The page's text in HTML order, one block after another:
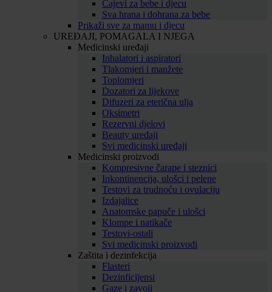
Čajevi za bebe i djecu
Sva hrana i dohrana za bebe
Prikaži sve za mamu i djecu
UREĐAJI, POMAGALA I NJEGA
Medicinski uređaji
Inhalatori i aspiratori
Tlakomjeri i manžete
Toplomjeri
Dozatori za lijekove
Difuzeri za eterična ulja
Oksimetri
Rezervni djelovi
Beauty uređaji
Svi medicinski uređaji
Medicinski proizvodi
Kompresivne čarape i steznici
Inkontinencija, ulošci i pelene
Testovi za trudnoću i ovulaciju
Izdajalice
Anatomske papuče i ulošci
Klompe i natikače
Testovi-ostali
Svi medicinski proizvodi
Zaštita i dezinfekcija
Flasteri
Dezinficijensi
Gaze i zavoji